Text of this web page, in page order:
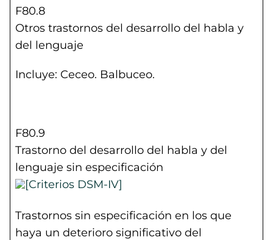
F80.8
Otros trastornos del desarrollo del habla y
del lenguaje
Incluye: Ceceo. Balbuceo.
F80.9
Trastorno del desarrollo del habla y del
lenguaje sin especificación
Trastornos sin especificación en los que
haya un deterioro significativo del